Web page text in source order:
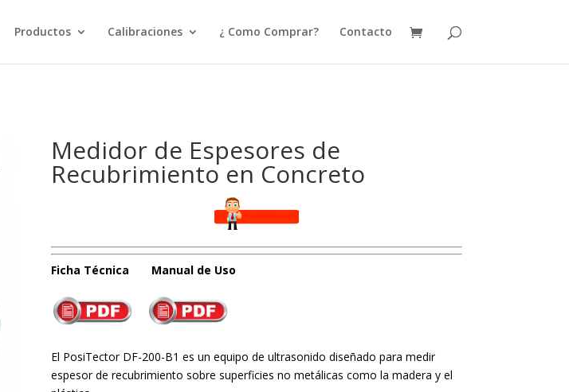
Productos Calibraciones ¿ Como Comprar? Contacto
Medidor de Espesores de
Recubrimiento en Concreto
Ficha Técnica Manual de Uso
El PosiTector DF-200-B1 es un equipo de ultrasonido diseñado para medir
espesor de recubrimiento sobre superficies no metálicas como la madera y el